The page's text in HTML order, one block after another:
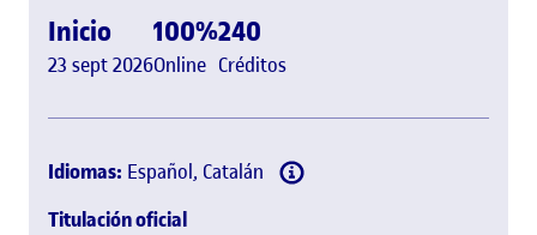
Inicio
23 sept 2026
100%
Online
240
Créditos
Idiomas: Español, Catalán
Titulación oficial